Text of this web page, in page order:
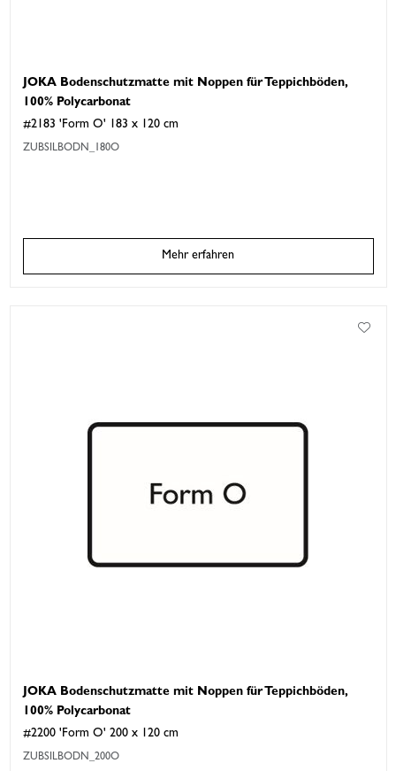
JOKA Bodenschutzmatte mit Noppen für Teppichböden,
100% Polycarbonat
#2183 'Form O' 183 x 120 cm
ZUBSILBODN_180O
Mehr erfahren
JOKA Bodenschutzmatte mit Noppen für Teppichböden,
100% Polycarbonat
#2200 'Form O' 200 x 120 cm
ZUBSILBODN_200O